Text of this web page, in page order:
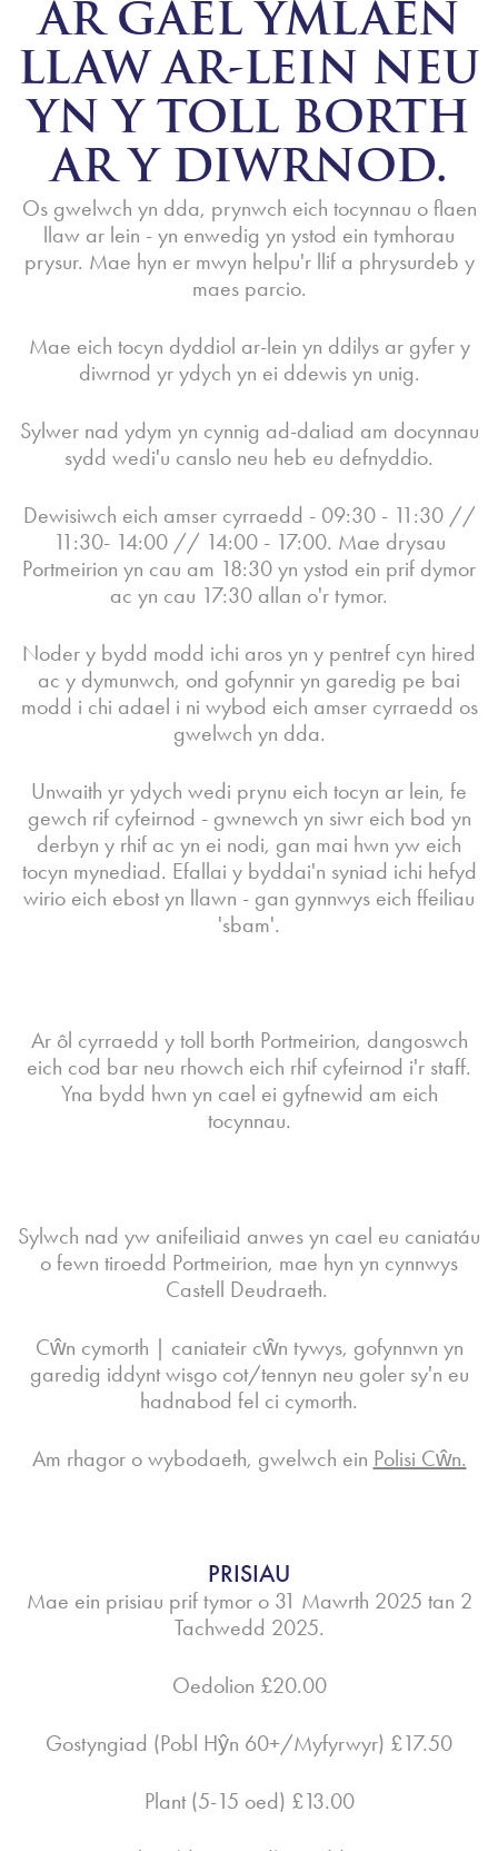
AR GAEL YMLAEN
LLAW AR-LEIN NEU
YN Y TOLL BORTH
AR Y DIWRNOD.
Os gwelwch yn dda, prynwch eich tocynnau o flaen
llaw ar lein - yn enwedig yn ystod ein tymhorau
prysur. Mae hyn er mwyn helpu'r llif a phrysurdeb y
maes parcio.
Mae eich tocyn dyddiol ar-lein yn ddilys ar gyfer y
diwrnod yr ydych yn ei ddewis yn unig.
Sylwer nad ydym yn cynnig ad-daliad am docynnau
sydd wedi'u canslo neu heb eu defnyddio.
Dewisiwch eich amser cyrraedd - 09:30 - 11:30 //
11:30- 14:00 // 14:00 - 17:00. Mae drysau
Portmeirion yn cau am 18:30 yn ystod ein prif dymor
ac yn cau 17:30 allan o'r tymor.
Noder y bydd modd ichi aros yn y pentref cyn hired
ac y dymunwch, ond gofynnir yn garedig pe bai
modd i chi adael i ni wybod eich amser cyrraedd os
gwelwch yn dda.
Unwaith yr ydych wedi prynu eich tocyn ar lein, fe
gewch rif cyfeirnod - gwnewch yn siwr eich bod yn
derbyn y rhif ac yn ei nodi, gan mai hwn yw eich
tocyn mynediad. Efallai y byddai'n syniad ichi hefyd
wirio eich ebost yn llawn - gan gynnwys eich ffeiliau
'sbam'.
Ar ôl cyrraedd y toll borth Portmeirion, dangoswch
eich cod bar neu rhowch eich rhif cyfeirnod i'r staff.
Yna bydd hwn yn cael ei gyfnewid am eich
tocynnau.
Sylwch nad yw anifeiliaid anwes yn cael eu caniatáu
o fewn tiroedd Portmeirion, mae hyn yn cynnwys
Castell Deudraeth.
Cŵn cymorth | caniateir cŵn tywys, gofynnwn yn
garedig iddynt wisgo cot/tennyn neu goler sy'n eu
hadnabod fel ci cymorth.
Am rhagor o wybodaeth, gwelwch ein Polisi Cŵn.
PRISIAU
Mae ein prisiau prif tymor o 31 Mawrth 2025 tan 2
Tachwedd 2025.
Oedolion £20.00
Gostyngiad (Pobl Hŷn 60+/Myfyrwyr) £17.50
Plant (5-15 oed) £13.00